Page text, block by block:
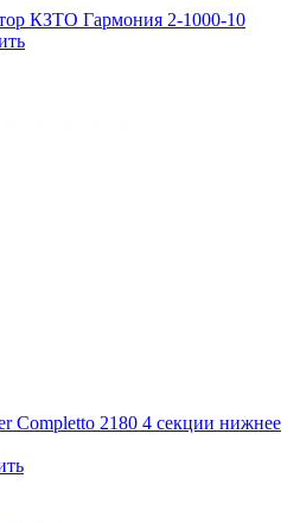
КЗТО Гармония 2‑1000‑10
Completto 2180 4 секции нижнее